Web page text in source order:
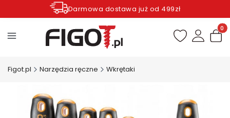
Darmowa dostawa już od 499zł
Zamów do godziny 12.00 wysyłka dziś*
Figot.pl Narzędzia ręczne Wkrętaki